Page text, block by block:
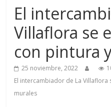
El
Villaflora se
con pintura
25 noviembre, 2022
El intercambiador de La
murales